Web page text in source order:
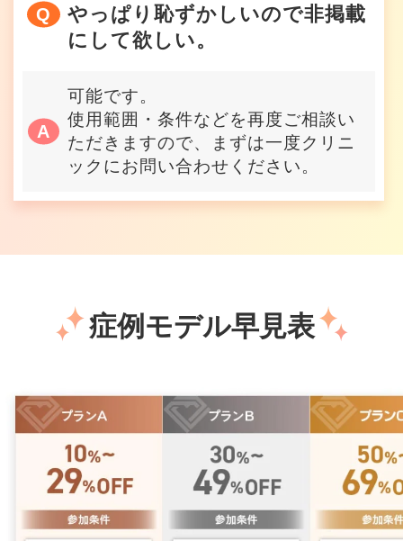
やっぱり恥ずかしいので非掲載
にして欲しい。
可能です。
使用範囲・条件などを再度ご相談い
ただきますので、まずは一度クリニ
ックにお問い合わせください。
症例モデル早見表